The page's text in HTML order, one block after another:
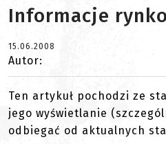
Informacje
15.06.2008
Autor:
Ten artykuł pochodzi ze
jego wyświetlanie
odbiegać od aktualnych